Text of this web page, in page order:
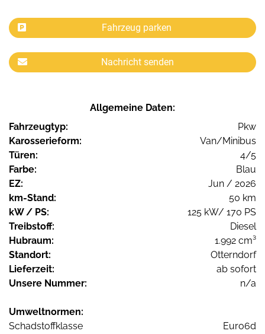
Fahrzeug parken
Nachricht senden
Allgemeine Daten:
Fahrzeugtyp:
Pkw
Karosserieform:
Van/Minibus
Türen:
4/5
Farbe:
Blau
EZ:
Jun / 2026
km-Stand:
50 km
kW / PS:
125 kW/ 170 PS
Treibstoff:
Diesel
Hubraum:
1.992 cm³
Standort:
Otterndorf
Lieferzeit:
ab sofort
Unsere Nummer:
n/a
Umweltnormen:
Schadstoffklasse
Euro6d